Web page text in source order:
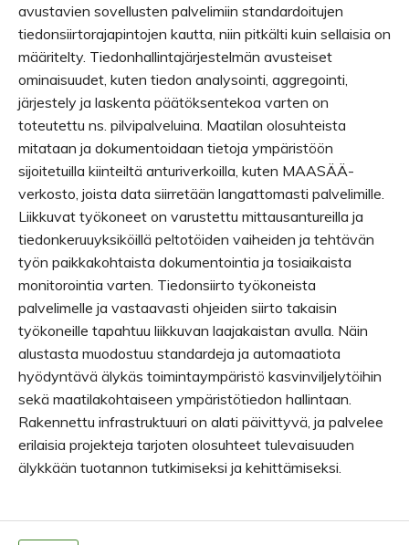
avustavien sovellusten palvelimiin standardoitujen
tiedonsiirtorajapintojen kautta, niin pitkälti kuin sellaisia on
määritelty. Tiedonhallintajärjestelmän avusteiset
ominaisuudet, kuten tiedon analysointi, aggregointi,
järjestely ja laskenta päätöksentekoa varten on
toteutettu ns. pilvipalveluina. Maatilan olosuhteista
mitataan ja dokumentoidaan tietoja ympäristöön
sijoitetuilla kiinteiltä anturiverkoilla, kuten MAASÄÄ-
verkosto, joista data siirretään langattomasti palvelimille.
Liikkuvat työkoneet on varustettu mittausantureilla ja
tiedonkeruuyksiköillä peltotöiden vaiheiden ja tehtävän
työn paikkakohtaista dokumentointia ja tosiaikaista
monitorointia varten. Tiedonsiirto työkoneista
palvelimelle ja vastaavasti ohjeiden siirto takaisin
työkoneille tapahtuu liikkuvan laajakaistan avulla. Näin
alustasta muodostuu standardeja ja automaatiota
hyödyntävä älykäs toimintaympäristö kasvinviljelytöihin
sekä maatilakohtaiseen ympäristötiedon hallintaan.
Rakennettu infrastruktuuri on alati päivittyvä, ja palvelee
erilaisia projekteja tarjoten olosuhteet tulevaisuuden
älykkään tuotannon tutkimiseksi ja kehittämiseksi.